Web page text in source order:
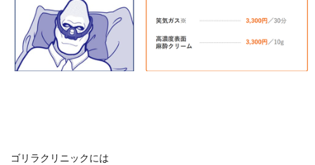
ゴリラクリニックには